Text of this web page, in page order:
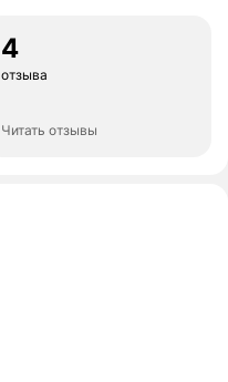
4
отзыва
Читать отзывы